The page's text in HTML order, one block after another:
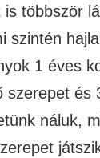
is többször
szintén
1 éves
szerepet és
náluk,